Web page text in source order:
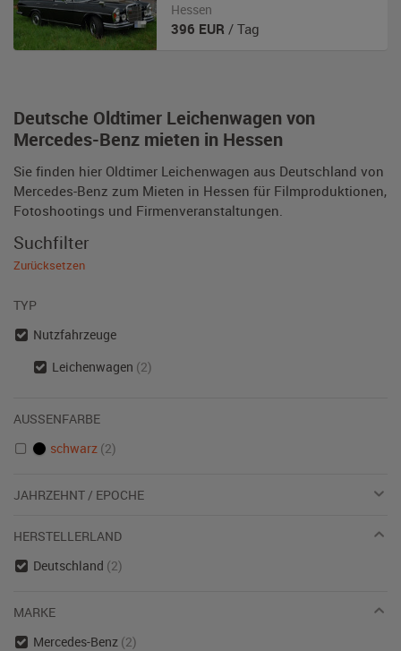
Deutsche Oldtimer Leichenwagen von
Mercedes-Benz mieten in Hessen
Sie finden hier Oldtimer Leichenwagen aus Deutschland von
Mercedes-Benz zum Mieten in Hessen für Filmproduktionen,
Fotoshootings und Firmenveranstaltungen.
Hessen
396 EUR / Tag
Suchfilter
Zurücksetzen
TYP
Nutzfahrzeuge
Leichenwagen (2)
AUSSENFARBE
schwarz (2)
JAHRZEHNT / EPOCHE
HERSTELLERLAND
Deutschland (2)
MARKE
Mercedes-Benz (2)